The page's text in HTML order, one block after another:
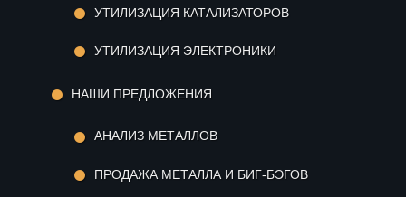
УТИЛИЗАЦИЯ КАТАЛИЗАТОРОВ
УТИЛИЗАЦИЯ ЭЛЕКТРОНИКИ
НАШИ ПРЕДЛОЖЕНИЯ
АНАЛИЗ МЕТАЛЛОВ
ПРОДАЖА МЕТАЛЛА И БИГ-БЭГОВ